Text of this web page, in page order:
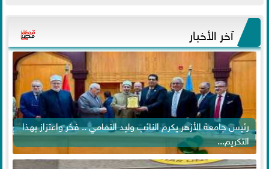
آخر الأخبار
رئيس جامعة الأزهر يكرم النائب وليد التمامي .. فخر واعتزاز بهذا
التكريم...